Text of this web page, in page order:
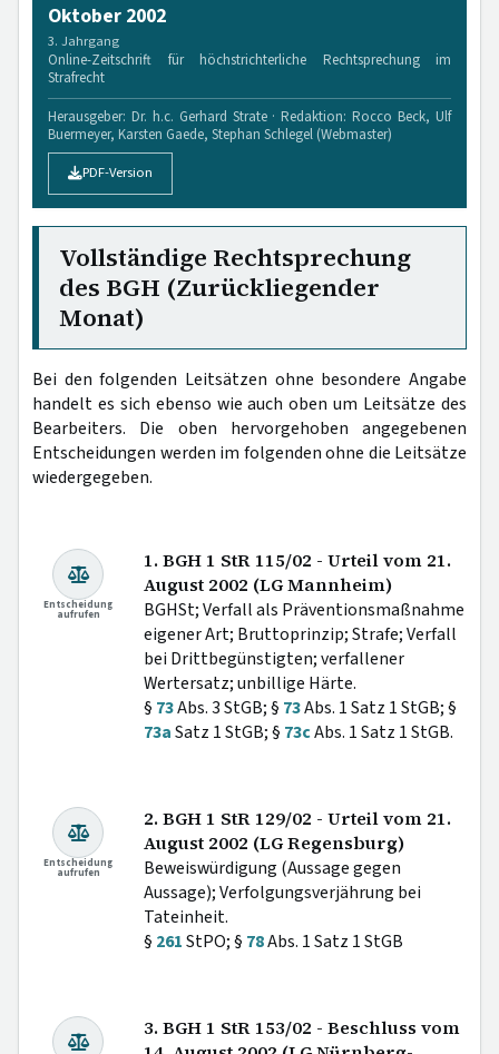
Oktober 2002
3. Jahrgang
Online-Zeitschrift für höchstrichterliche Rechtsprechung im
Strafrecht
Herausgeber: Dr. h.c. Gerhard Strate · Redaktion: Rocco Beck, Ulf
Buermeyer, Karsten Gaede, Stephan Schlegel (Webmaster)
PDF-Version
Vollständige Rechtsprechung
des BGH (Zurückliegender
Monat)
Bei den folgenden Leitsätzen ohne besondere Angabe
handelt es sich ebenso wie auch oben um Leitsätze des
Bearbeiters. Die oben hervorgehoben angegebenen
Entscheidungen werden im folgenden ohne die Leitsätze
wiedergegeben.
Entscheidung
aufrufen
1. BGH 1 StR 115/02 - Urteil vom 21.
August 2002 (LG Mannheim)
BGHSt; Verfall als Präventionsmaßnahme
eigener Art; Bruttoprinzip; Strafe; Verfall
bei Drittbegünstigten; verfallener
Wertersatz; unbillige Härte.
§ 73Abs. 3 StGB; § 73Abs. 1 Satz 1 StGB; §
73aSatz 1 StGB; § 73cAbs. 1 Satz 1 StGB.
Entscheidung
aufrufen
2. BGH 1 StR 129/02 - Urteil vom 21.
August 2002 (LG Regensburg)
Beweiswürdigung (Aussage gegen
Aussage); Verfolgungsverjährung bei
Tateinheit.
§ 261StPO; § 78Abs. 1 Satz 1 StGB
3. BGH 1 StR 153/02 - Beschluss vom